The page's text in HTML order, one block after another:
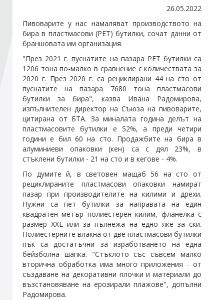
Стани член
Абонирайте се!
26.05.2022
Пивоварите у нас намаляват производството на
бира в пластмасови (РЕТ) бутилки, сочат данни от
браншовата им организация.
"През 2021 г. пуснатите на пазара PET бутилки са
1206 тона по-малко в сравнение с количествата за
2020 г. През 2020 г. са рециклирани 44 на сто от
пуснатите на пазара 7680 тона пластмасови
бутилки за бира", казва Ивана Радомирова,
изпълнителен директор на Съюза на пивоварите,
цитирана от БТА. За миналата година делът на
пластмасовите бутилки е 52%, а преди четири
години е бил 60 на сто. Продажбите на бира в
алуминиеви опаковки (кен) са с дял 23%, в
стъклени бутилки - 21 на сто и в кегове - 4%.
По думите й, в световен мащаб 56 на сто от
рециклираните пластмасови опаковки намират
пазар при производителите на килими и дрехи.
Нужни са пет бутилки за направата на един
квадратен метър полиестерен килим, фланелка с
размер XXL или за пълнежа на едно яке за ски.
Полиестерните влакна от две пластмасови бутилки
пък са достатъчни за изработването на една
бейзболна шапка. "Стъклото със съвсем малко
вторична обработка има много приложения - от
създаване на декоративни плочки и материали до
възстановяване на ерозирали плажове", допълни
Радомирова.